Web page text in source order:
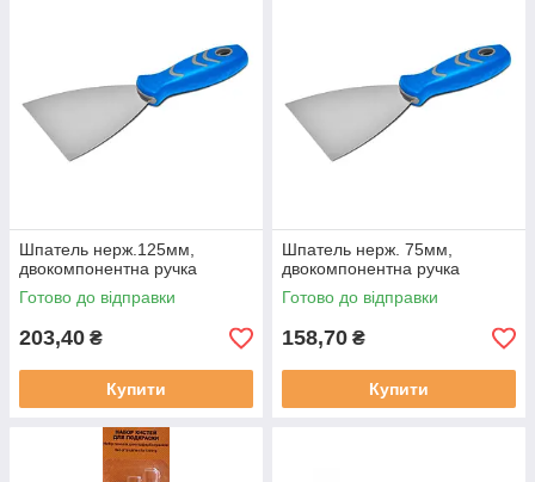
Шпатель нерж.125мм,
двокомпонентна ручка
Готово до відправки
203,40 ₴
Купити
Шпатель нерж. 75мм,
двокомпонентна ручка
Готово до відправки
158,70 ₴
Купити